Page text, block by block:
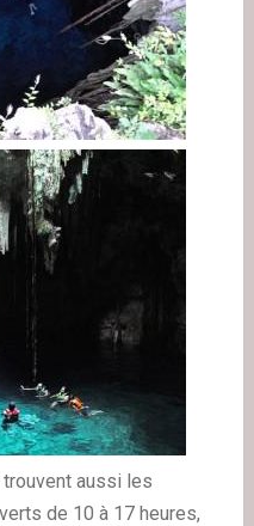
aussi les
de 10 à 17 heures,